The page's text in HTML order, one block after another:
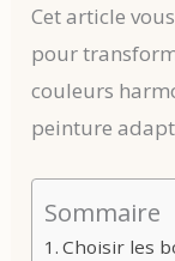
Cet article
pour
couleurs
peinture
Sommaire
Choisir les